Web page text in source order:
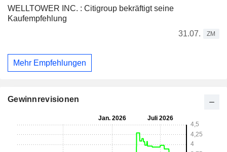
WELLTOWER INC. : Citigroup bekräftigt seine
Kaufempfehlung
31.07.
ZM
Mehr Empfehlungen
Gewinnrevisionen